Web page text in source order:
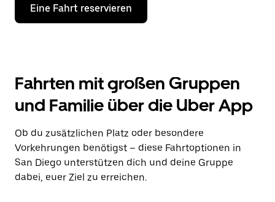
Eine Fahrt reservieren
Fahrten mit großen Gruppen
und Familie über die Uber App
Ob du zusätzlichen Platz oder besondere
Vorkehrungen benötigst – diese Fahrtoptionen in
San Diego unterstützen dich und deine Gruppe
dabei, euer Ziel zu erreichen.